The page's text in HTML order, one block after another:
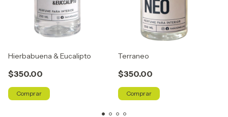
Hierbabuena & Eucalipto
$350.00
Comprar
Terraneo
$350.00
Comprar